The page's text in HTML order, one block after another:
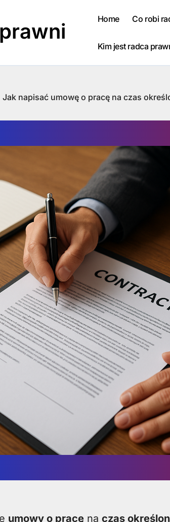
Home Co robi
Kim jest radca
Jak napisać umowę o pracę na czas
umowy o pracę na czas